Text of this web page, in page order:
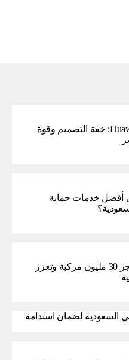
Huawei Pura 90s Pro: خفة التصميم وقوة
خدمات حماية
GAC تتجاوز حاجز 30 مليون مركبة وتعزز
السعودية لضمان استدامة